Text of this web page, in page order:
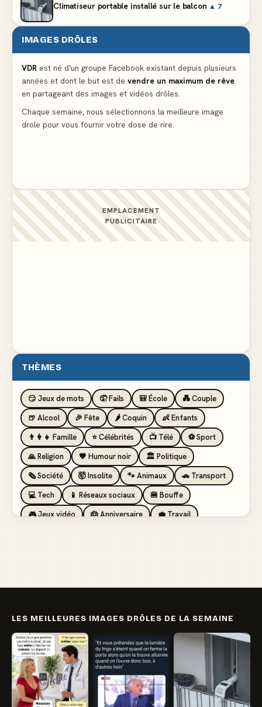
Climatiseur portable installé sur le balcon ▲ 7
Le problème cardiaque du médecin ▲ 6
La voisine en bikini pour que le mari tonde la
pelouse
IMAGES DRÔLES
VDR est né d'un groupe Facebook existant depuis plusieurs
années et dont le but est de vendre un maximum de rêve
en partageant des images et vidéos drôles.
Chaque semaine, nous sélectionnons la meilleure image
drole pour vous fournir votre dose de rire.
EMPLACEMENT
PUBLICITAIRE
THÈMES
😏 Jeux de mots 🤦 Fails 🎒 École
💑 Couple
🍺 Alcool
🎉 Fête 🌶️ Coquin
👶 Enfants
👨‍👩‍👧 Famille
⭐ Célébrités 📺 Télé
⚽ Sport
🙏 Religion
🖤 Humour noir
🏛️ Politique
🗞️ Société
🤯 Insolite 🐾 Animaux
🚗 Transport
💻 Tech
📱 Réseaux sociaux
🍔 Bouffe
🎮 Jeux vidéo
🎂 Anniversaire
💼 Travail
LES MEILLEURES IMAGES DRÔLES DE LA SEMAINE